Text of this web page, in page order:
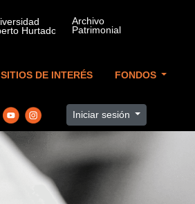
SITIOS DE INTERÉS FONDOS
Iniciar sesión